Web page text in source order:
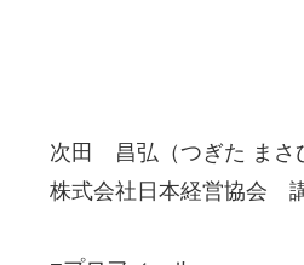
次田 昌弘（つぎた ま
株式会社日本経営協会